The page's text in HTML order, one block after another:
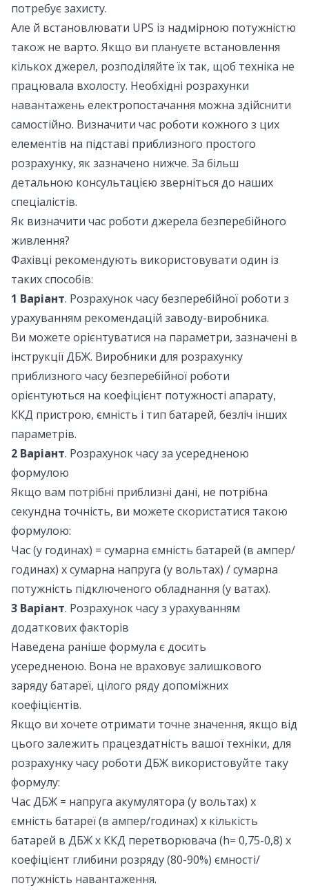
потребує захисту.
Але й встановлювати UPS із надмірною потужністю
також не варто. Якщо ви плануєте встановлення
кількох джерел, розподіляйте їх так, щоб техніка не
працювала вхолосту. Необхідні розрахунки
навантажень електропостачання можна здійснити
самостійно. Визначити час роботи кожного з цих
елементів на підставі приблизного простого
розрахунку, як зазначено нижче. За більш
детальною консультацією зверніться до наших
спеціалістів.
Як визначити час роботи джерела безперебійного
живлення?
Фахівці рекомендують використовувати один із
таких способів:
1 Варіант. Розрахунок часу безперебійної роботи з
урахуванням рекомендацій заводу-виробника.
Ви можете орієнтуватися на параметри, зазначені в
інструкції ДБЖ. Виробники для розрахунку
приблизного часу безперебійної роботи
орієнтуються на коефіцієнт потужності апарату,
ККД пристрою, ємність і тип батарей, безліч інших
параметрів.
2 Варіант. Розрахунок часу за усередненою
формулою
Якщо вам потрібні приблизні дані, не потрібна
секундна точність, ви можете скористатися такою
формулою:
Час (у годинах) = сумарна ємність батарей (в ампер/
годинах) x сумарна напруга (у вольтах) / сумарна
потужність підключеного обладнання (у ватах).
3 Варіант. Розрахунок часу з урахуванням
додаткових факторів
Наведена раніше формула є досить
усередненою. Вона не враховує залишкового
заряду батареї, цілого ряду допоміжних
коефіцієнтів.
Якщо ви хочете отримати точне значення, якщо від
цього залежить працездатність вашої техніки, для
розрахунку часу роботи ДБЖ використовуйте таку
формулу:
Час ДБЖ = напруга акумулятора (у вольтах) х
ємність батареї (в ампер/годинах) х кількість
батарей в ДБЖ х ККД перетворювача (h= 0,75-0,8) х
коефіцієнт глибини розряду (80-90%) ємності/
потужність навантаження.